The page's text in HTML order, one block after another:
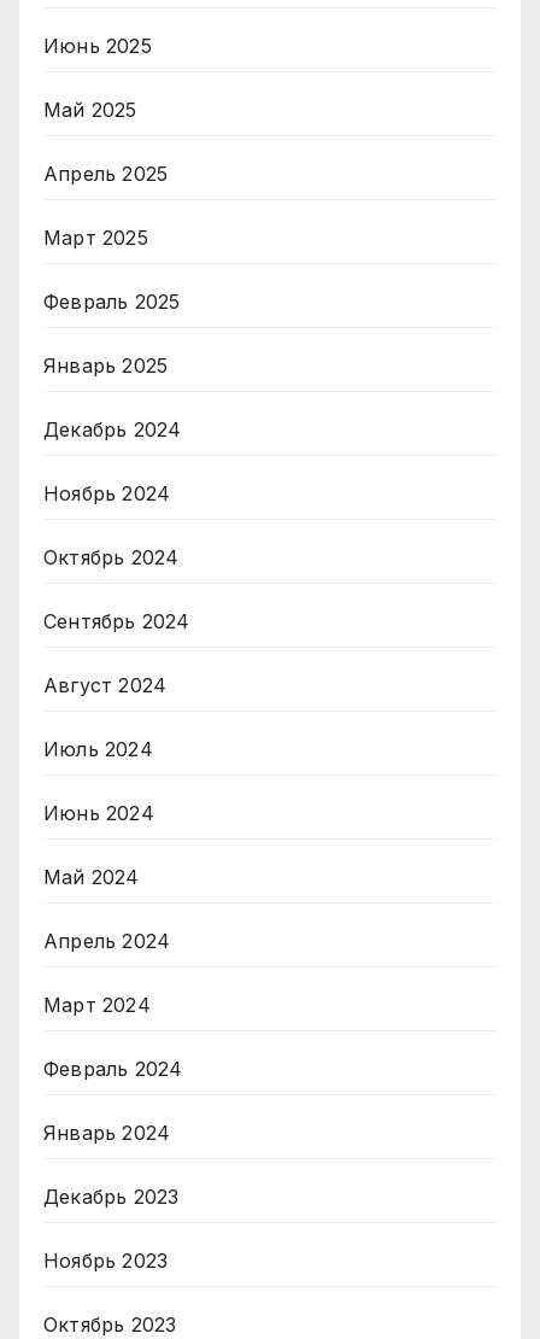
Июнь 2025
Май 2025
Апрель 2025
Март 2025
Февраль 2025
Январь 2025
Декабрь 2024
Ноябрь 2024
Октябрь 2024
Сентябрь 2024
Август 2024
Июль 2024
Июнь 2024
Май 2024
Апрель 2024
Март 2024
Февраль 2024
Январь 2024
Декабрь 2023
Ноябрь 2023
Октябрь 2023